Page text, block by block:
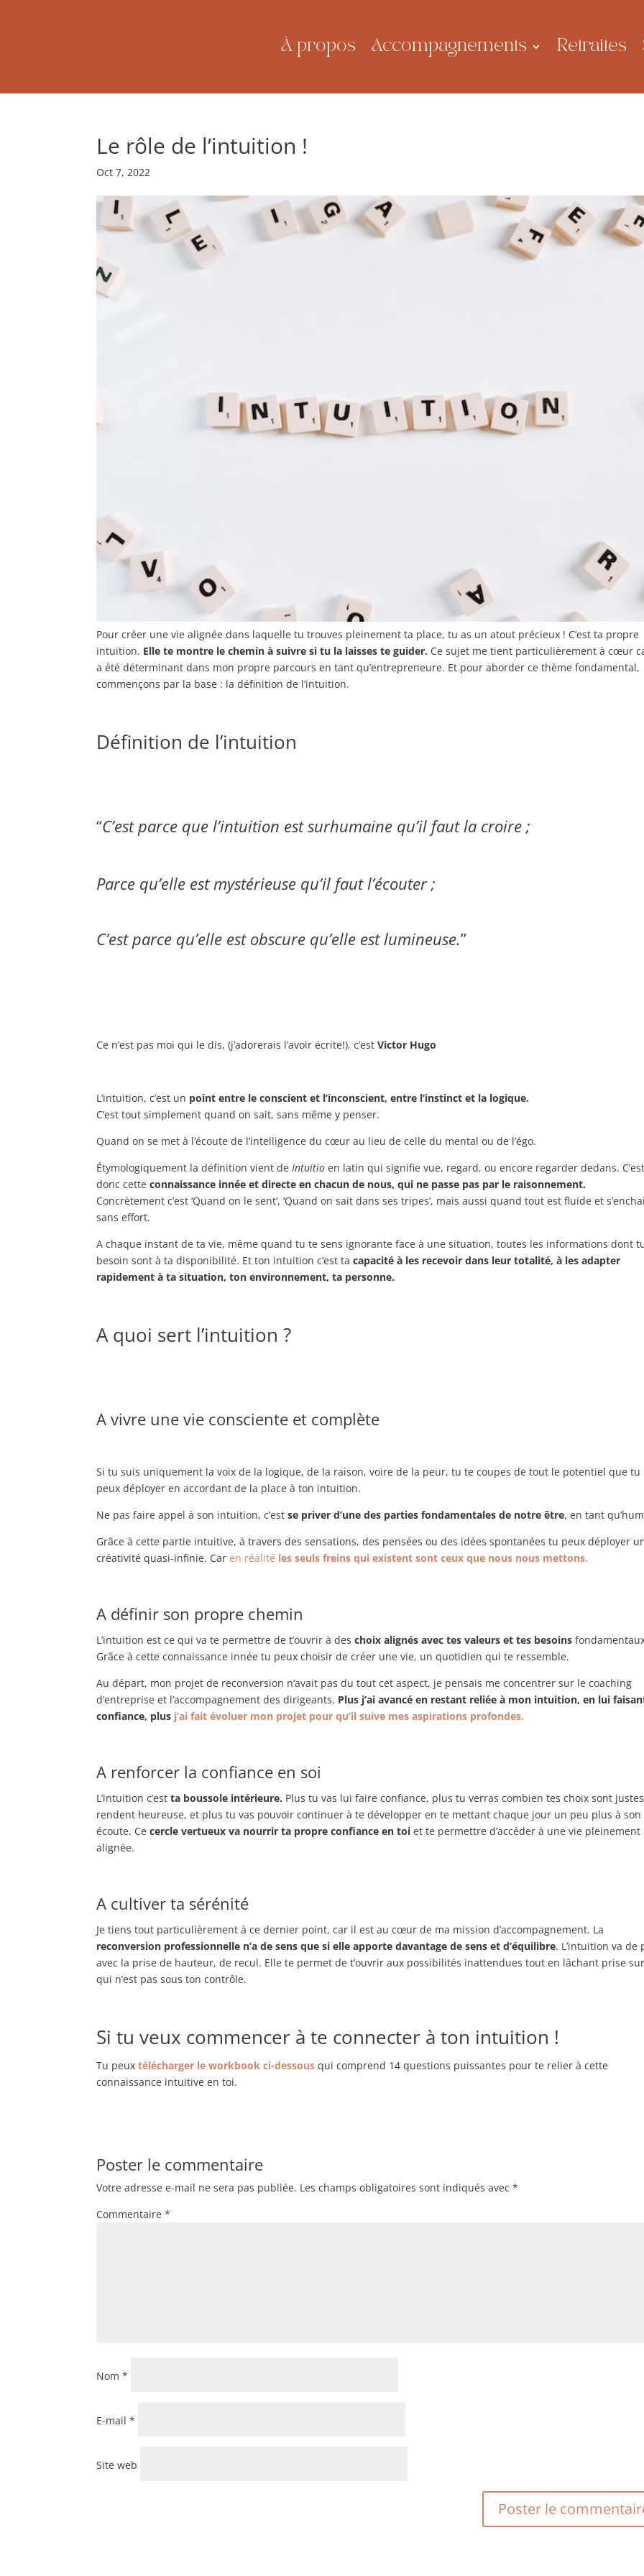
À propos Accompagnements Retraites
Le rôle de l’intuition !
Oct 7, 2022
Pour créer une vie alignée dans laquelle tu trouves pleinement ta place, tu as un atout précieux ! C’est ta propre
intuition. Elle te montre le chemin à suivre si tu la laisses te guider. Ce sujet me tient particulièrement à cœur
a été déterminant dans mon propre parcours en tant qu’entrepreneure. Et pour aborder ce thème fondamental,
commençons par la base : la définition de l’intuition.
Définition de l’intuition
“C’est parce que l’intuition est surhumaine qu’il faut la croire ;
Parce qu’elle est mystérieuse qu’il faut l’écouter ;
C’est parce qu’elle est obscure qu’elle est lumineuse.”
Ce n’est pas moi qui le dis, (j’adorerais l’avoir écrite!), c’est Victor Hugo
L’intuition, c’est un point entre le conscient et l’inconscient, entre l’instinct et la logique.
C’est tout simplement quand on sait, sans même y penser.
Quand on se met à l’écoute de l’intelligence du cœur au lieu de celle du mental ou de l’égo.
Étymologiquement la définition vient deIntuitio en latin qui signifie vue, regard, ou encore regarder dedans.
donc cetteconnaissance innée et directe en chacun de nous, qui ne passe pas par le raisonnement.
Concrètement c’est ‘Quand on le sent’, ‘Quand on sait dans ses tripes’, mais aussi quand tout est fluide et
sans effort.
A chaque instant de ta vie, même quand tu te sens ignorante face à une situation, toutes les informations dont
besoin sont à ta disponibilité. Et ton intuition c’est tacapacité à les recevoir dans leur totalité, à les adapter
rapidement à ta situation, ton environnement, ta personne.
A quoi sert l’intuition ?
A vivre une vie consciente et complète
Si tu suis uniquement la voix de la logique, de la raison, voire de la peur, tu te coupes de tout le potentiel que tu
peux déployer en accordant de la place à ton intuition.
Ne pas faire appel à son intuition, c’estse priver d’une des parties fondamentales de notre être, en tant
Grâce à cette partie intuitive, à travers des sensations, des pensées ou des idées spontanées tu peux déployer
créativité quasi-infinie. Caren réalité les seuls freins qui existent sont ceux que nous nous mettons.
A définir son propre chemin
L’intuition est ce qui va te permettre de t’ouvrir à deschoix alignés avec tes valeurs et tes besoins
Grâce à cette connaissance innée tu peux choisir de créer une vie, un quotidien qui te ressemble.
Au départ, mon projet de reconversion n’avait pas du tout cet aspect, je pensais me concentrer sur le coaching
d’entreprise et l’accompagnement des dirigeants. Plus j’ai avancé en restant reliée à mon intuition, en lui
confiance, plus j’ai fait évoluer mon projet pour qu’il suive mes aspirations profondes.
A renforcer la confiance en soi
L’intuition c’estta boussole intérieure. Plus tu vas lui faire confiance, plus tu verras combien tes choix sont
rendent heureuse, et plus tu vas pouvoir continuer à te développer en te mettant chaque jour un peu plus à son
écoute. Cecercle vertueux va nourrir ta propre confiance en toi et te permettre d’accéder à une vie pleinement
alignée.
A cultiver ta sérénité
Je tiens tout particulièrement à ce dernier point, car il est au cœur de ma mission d’accompagnement. La
reconversion professionnelle n’a de sens que si elle apporte davantage de sens et d’équilibre. L’intuition va de
avec la prise de hauteur, de recul. Elle te permet de t’ouvrir aux possibilités inattendues tout en lâchant prise
qui n’est pas sous ton contrôle.
Si tu veux commencer à te connecter à ton intuition !
Tu peuxtélécharger le workbook ci-dessous qui comprend 14 questions puissantes pour te relier à cette
connaissance intuitive en toi.
Poster le commentaire
Votre adresse e-mail ne sera pas publiée. Les champs obligatoires sont indiqués avec*
Commentaire*
Nom*
E-mail*
Site web